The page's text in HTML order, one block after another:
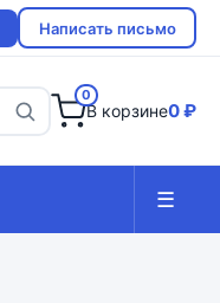
Написать письмо
0
В корзине0 ₽
☰